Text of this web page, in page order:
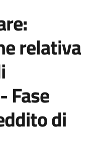
relativa
Fase
di